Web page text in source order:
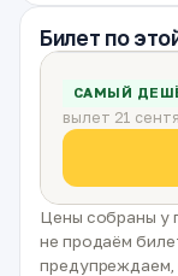
Билет по
САМЫЙ
вылет 21
Цены собраны у
не продаём
предупреждаем,